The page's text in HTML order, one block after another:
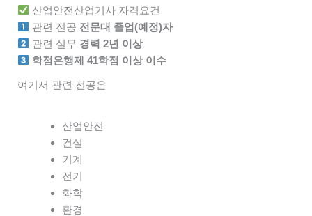
산업안전산업기사 자격요건
관련 전공 전문대 졸업(예정)자
관련 실무 경력 2년 이상
학점은행제 41학점 이상 이수
여기서 관련 전공은
산업안전
건설
기계
전기
화학
환경